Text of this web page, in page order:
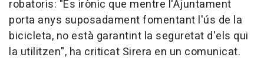
robatoris: "És irònic que mentre l'Ajuntament
porta anys suposadament fomentant l'ús de la
bicicleta, no està garantint la seguretat d'els qui
la utilitzen", ha criticat Sirera en un comunicat.